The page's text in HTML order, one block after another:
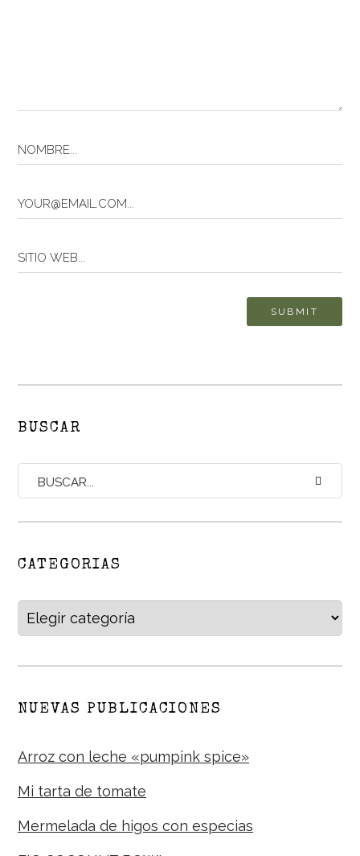
BUSCAR
CATEGORIAS
Categorias
NUEVAS PUBLICACIONES
Arroz con leche «pumpink spice»
Mi tarta de tomate
Mermelada de higos con especias